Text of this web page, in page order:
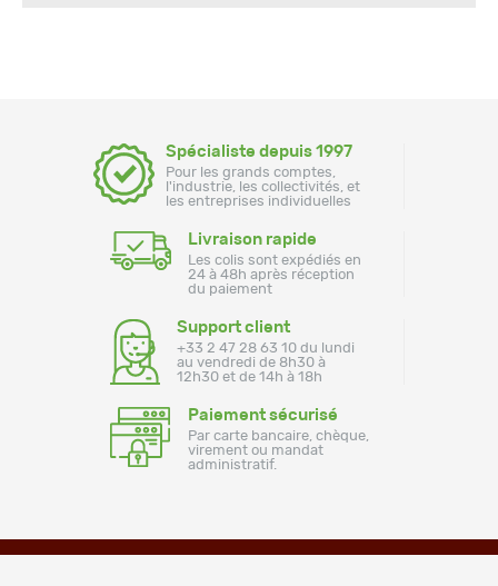
Spécialiste depuis 1997
Pour les grands comptes,
l'industrie, les collectivités, et
les entreprises individuelles
Livraison rapide
Les colis sont expédiés en
24 à 48h après réception
du paiement
Support client
+33 2 47 28 63 10 du lundi
au vendredi de 8h30 à
12h30 et de 14h à 18h
Paiement sécurisé
Par carte bancaire, chèque,
virement ou mandat
administratif.